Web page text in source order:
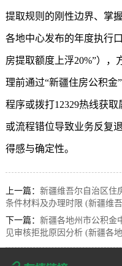
提取规则的刚性边界、掌
各地中心发布的年度执行
房提取额度上浮20%”）
理前通过“新疆住房公积金
程序或拨打12329热线获
或流程错位导致业务反复
得感与确定性。
上一篇： 新疆维吾尔自治区住
条件材料及办理时限 (新疆维
下一篇： 新疆各地州市公积金
见审核拒批原因分析 (新疆各